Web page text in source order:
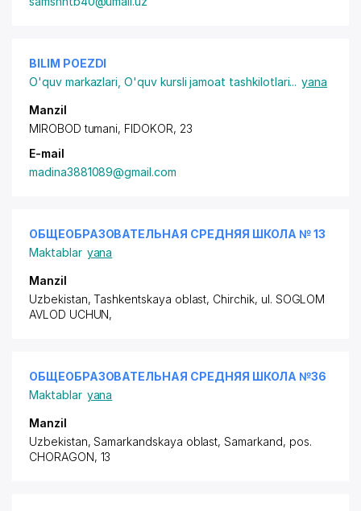
BILIM POEZDI
O'quv markazlari ,O'quv kursli jamoat tashkilotlari... yana
Manzil
MIROBOD tumani, FIDOKOR, 23
E-mail
madina3881089@gmail.com
ОБЩЕОБРАЗОВАТЕЛЬНАЯ СРЕДНЯЯ ШКОЛА № 13
Maktablar yana
Manzil
Uzbekistan, Tashkentskaya oblast, Chirchik, ul. SOGLOM
AVLOD UCHUN,
ОБЩЕОБРАЗОВАТЕЛЬНАЯ СРЕДНЯЯ ШКОЛА №36
Maktablar yana
Manzil
Uzbekistan, Samarkandskaya oblast, Samarkand, pos.
CHORAGON, 13